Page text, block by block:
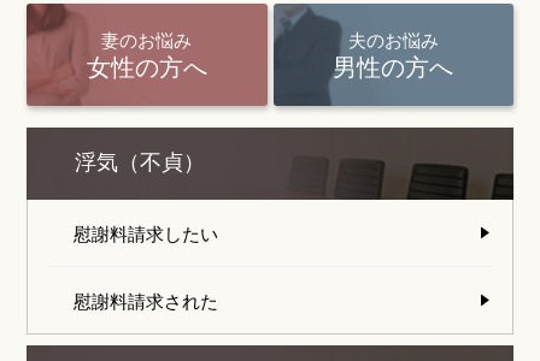
妻のお悩み
女性の方へ
夫のお悩み
男性の方へ
浮気（不貞）
慰謝料請求したい
慰謝料請求された